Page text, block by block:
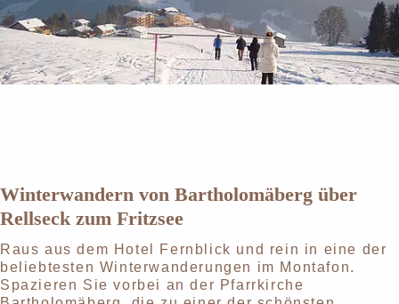
Winterwandern von Bartholomäberg über
Rellseck zum Fritzsee
Raus aus dem Hotel Fernblick und rein in eine der
beliebtesten Winterwanderungen im Montafon.
Spazieren Sie vorbei an der Pfarrkirche